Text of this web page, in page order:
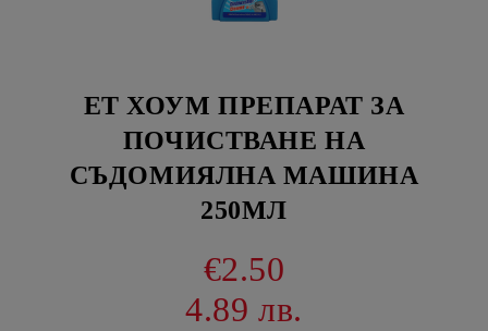
ЕТ ХОУМ ПРЕПАРАТ ЗА
ПОЧИСТВАНЕ НА
СЪДОМИЯЛНА МАШИНА
250МЛ
€2.50
4.89 лв.